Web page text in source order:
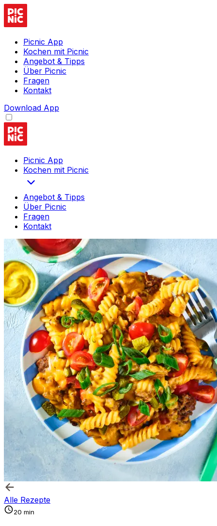
Picnic App
Kochen mit Picnic
Angebot & Tipps
Über Picnic
Fragen
Kontakt
Download App
Picnic App
Kochen mit Picnic
Angebot & Tipps
Über Picnic
Fragen
Kontakt
Alle Rezepte
20 min